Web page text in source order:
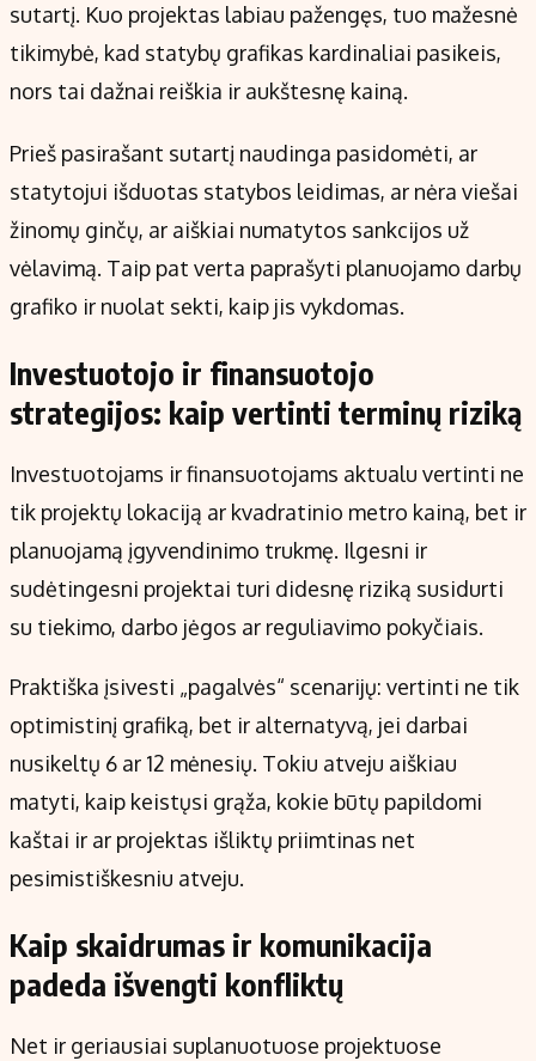
sutartį. Kuo projektas labiau pažengęs, tuo mažesnė
tikimybė, kad statybų grafikas kardinaliai pasikeis,
nors tai dažnai reiškia ir aukštesnę kainą.
Prieš pasirašant sutartį naudinga pasidomėti, ar
statytojui išduotas statybos leidimas, ar nėra viešai
žinomų ginčų, ar aiškiai numatytos sankcijos už
vėlavimą. Taip pat verta paprašyti planuojamo darbų
grafiko ir nuolat sekti, kaip jis vykdomas.
Investuotojo ir finansuotojo
strategijos: kaip vertinti terminų riziką
Investuotojams ir finansuotojams aktualu vertinti ne
tik projektų lokaciją ar kvadratinio metro kainą, bet ir
planuojamą įgyvendinimo trukmę. Ilgesni ir
sudėtingesni projektai turi didesnę riziką susidurti
su tiekimo, darbo jėgos ar reguliavimo pokyčiais.
Praktiška įsivesti „pagalvės“ scenarijų: vertinti ne tik
optimistinį grafiką, bet ir alternatyvą, jei darbai
nusikeltų 6 ar 12 mėnesių. Tokiu atveju aiškiau
matyti, kaip keistųsi grąža, kokie būtų papildomi
kaštai ir ar projektas išliktų priimtinas net
pesimistiškesniu atveju.
Kaip skaidrumas ir komunikacija
padeda išvengti konfliktų
Net ir geriausiai suplanuotuose projektuose